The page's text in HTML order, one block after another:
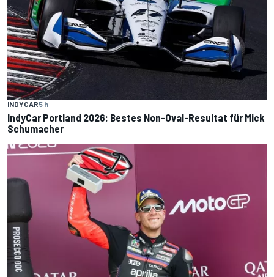
INDYCAR5 h
IndyCar Portland 2026: Bestes Non-Oval-Resultat für Mick
Schumacher